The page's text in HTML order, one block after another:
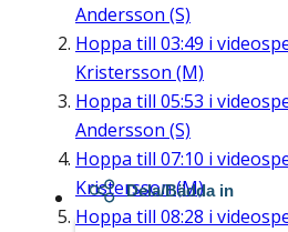
Andersson (S)
Hoppa till 03:49 i
Kristersson (M)
Hoppa till 05:53 i
Andersson (S)
Hoppa till 07:10 i
Kristersson (M)
Hoppa till 08:28 i
Dela/Bädda in